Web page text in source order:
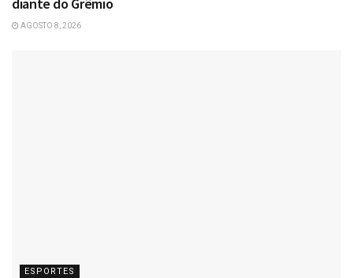
diante do Grêmio
AGOSTO 8, 2026
ESPORTES